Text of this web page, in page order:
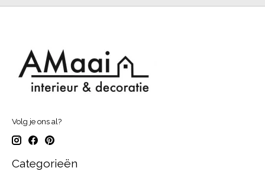
Volg je ons al?
Categorieën